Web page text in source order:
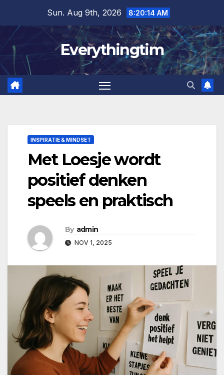
content
Sun. Aug 9th, 2026 8:20:15 AM
Everythingtim
INSPIRATIE & MINDSET
Met Loesje wordt
positief denken
speels en praktisch
By admin
NOV 1, 2025